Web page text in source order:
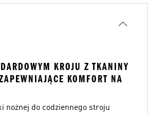
KROJU Z TKANINY
KOMFORT NA
nożnej do codziennego stroju